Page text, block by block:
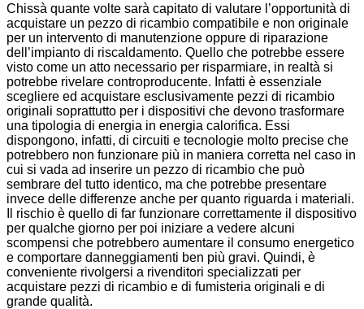
Chissà quante volte sarà capitato di valutare l’opportunità di
acquistare un pezzo di ricambio compatibile e non originale
per un intervento di manutenzione oppure di riparazione
dell’impianto di riscaldamento. Quello che potrebbe essere
visto come un atto necessario per risparmiare, in realtà si
potrebbe rivelare controproducente. Infatti è essenziale
scegliere ed acquistare esclusivamente pezzi di ricambio
originali soprattutto per i dispositivi che devono trasformare
una tipologia di energia in energia calorifica. Essi
dispongono, infatti, di circuiti e tecnologie molto precise che
potrebbero non funzionare più in maniera corretta nel caso in
cui si vada ad inserire un pezzo di ricambio che può
sembrare del tutto identico, ma che potrebbe presentare
invece delle differenze anche per quanto riguarda i materiali.
Il rischio è quello di far funzionare correttamente il dispositivo
per qualche giorno per poi iniziare a vedere alcuni
scompensi che potrebbero aumentare il consumo energetico
e comportare danneggiamenti ben più gravi. Quindi, è
conveniente rivolgersi a rivenditori specializzati per
acquistare pezzi di ricambio e di fumisteria originali e di
grande qualità.